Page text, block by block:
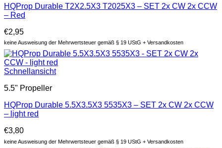
HQProp Durable T2X2.5X3 T2025X3 – SET 2x CW 2x CCW
– Red
€2,95
keine Ausweisung der Mehrwertsteuer gemäß § 19 UStG + Versandkosten
Schnellansicht
5.5" Propeller
HQProp Durable 5.5X3.5X3 5535X3 – SET 2x CW 2x CCW
– light red
€3,80
keine Ausweisung der Mehrwertsteuer gemäß § 19 UStG + Versandkosten